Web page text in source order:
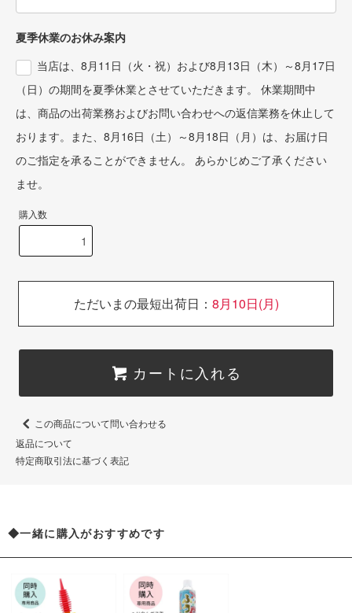
夏季休業のお休み案内
当店は、8月11日（火・祝）および8月13日（木）～8月17日
（日）の期間を夏季休業とさせていただきます。 休業期間中
は、商品の出荷業務およびお問い合わせへの返信業務を休止して
おります。また、8月16日（土）～8月18日（月）は、お届け日
のご指定を承ることができません。 あらかじめご了承ください
ませ。
購入数
ただいまの最短出荷日： 8月10日(月)
カートに入れる
この商品について問い合わせる
返品について
特定商取引法に基づく表記
◆一緒に購入がおすすめです